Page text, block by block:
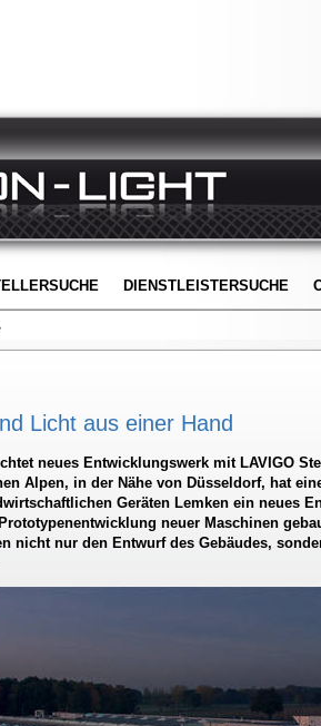
DIENSTLEISTERSUCHE
Licht aus einer Hand
neues Entwicklungswerk mit LAVIGO
Alpen, in der Nähe von Düsseldorf, hat
Geräten Lemken ein neues
neuer Maschinen
nicht nur den Entwurf des Gebäudes,